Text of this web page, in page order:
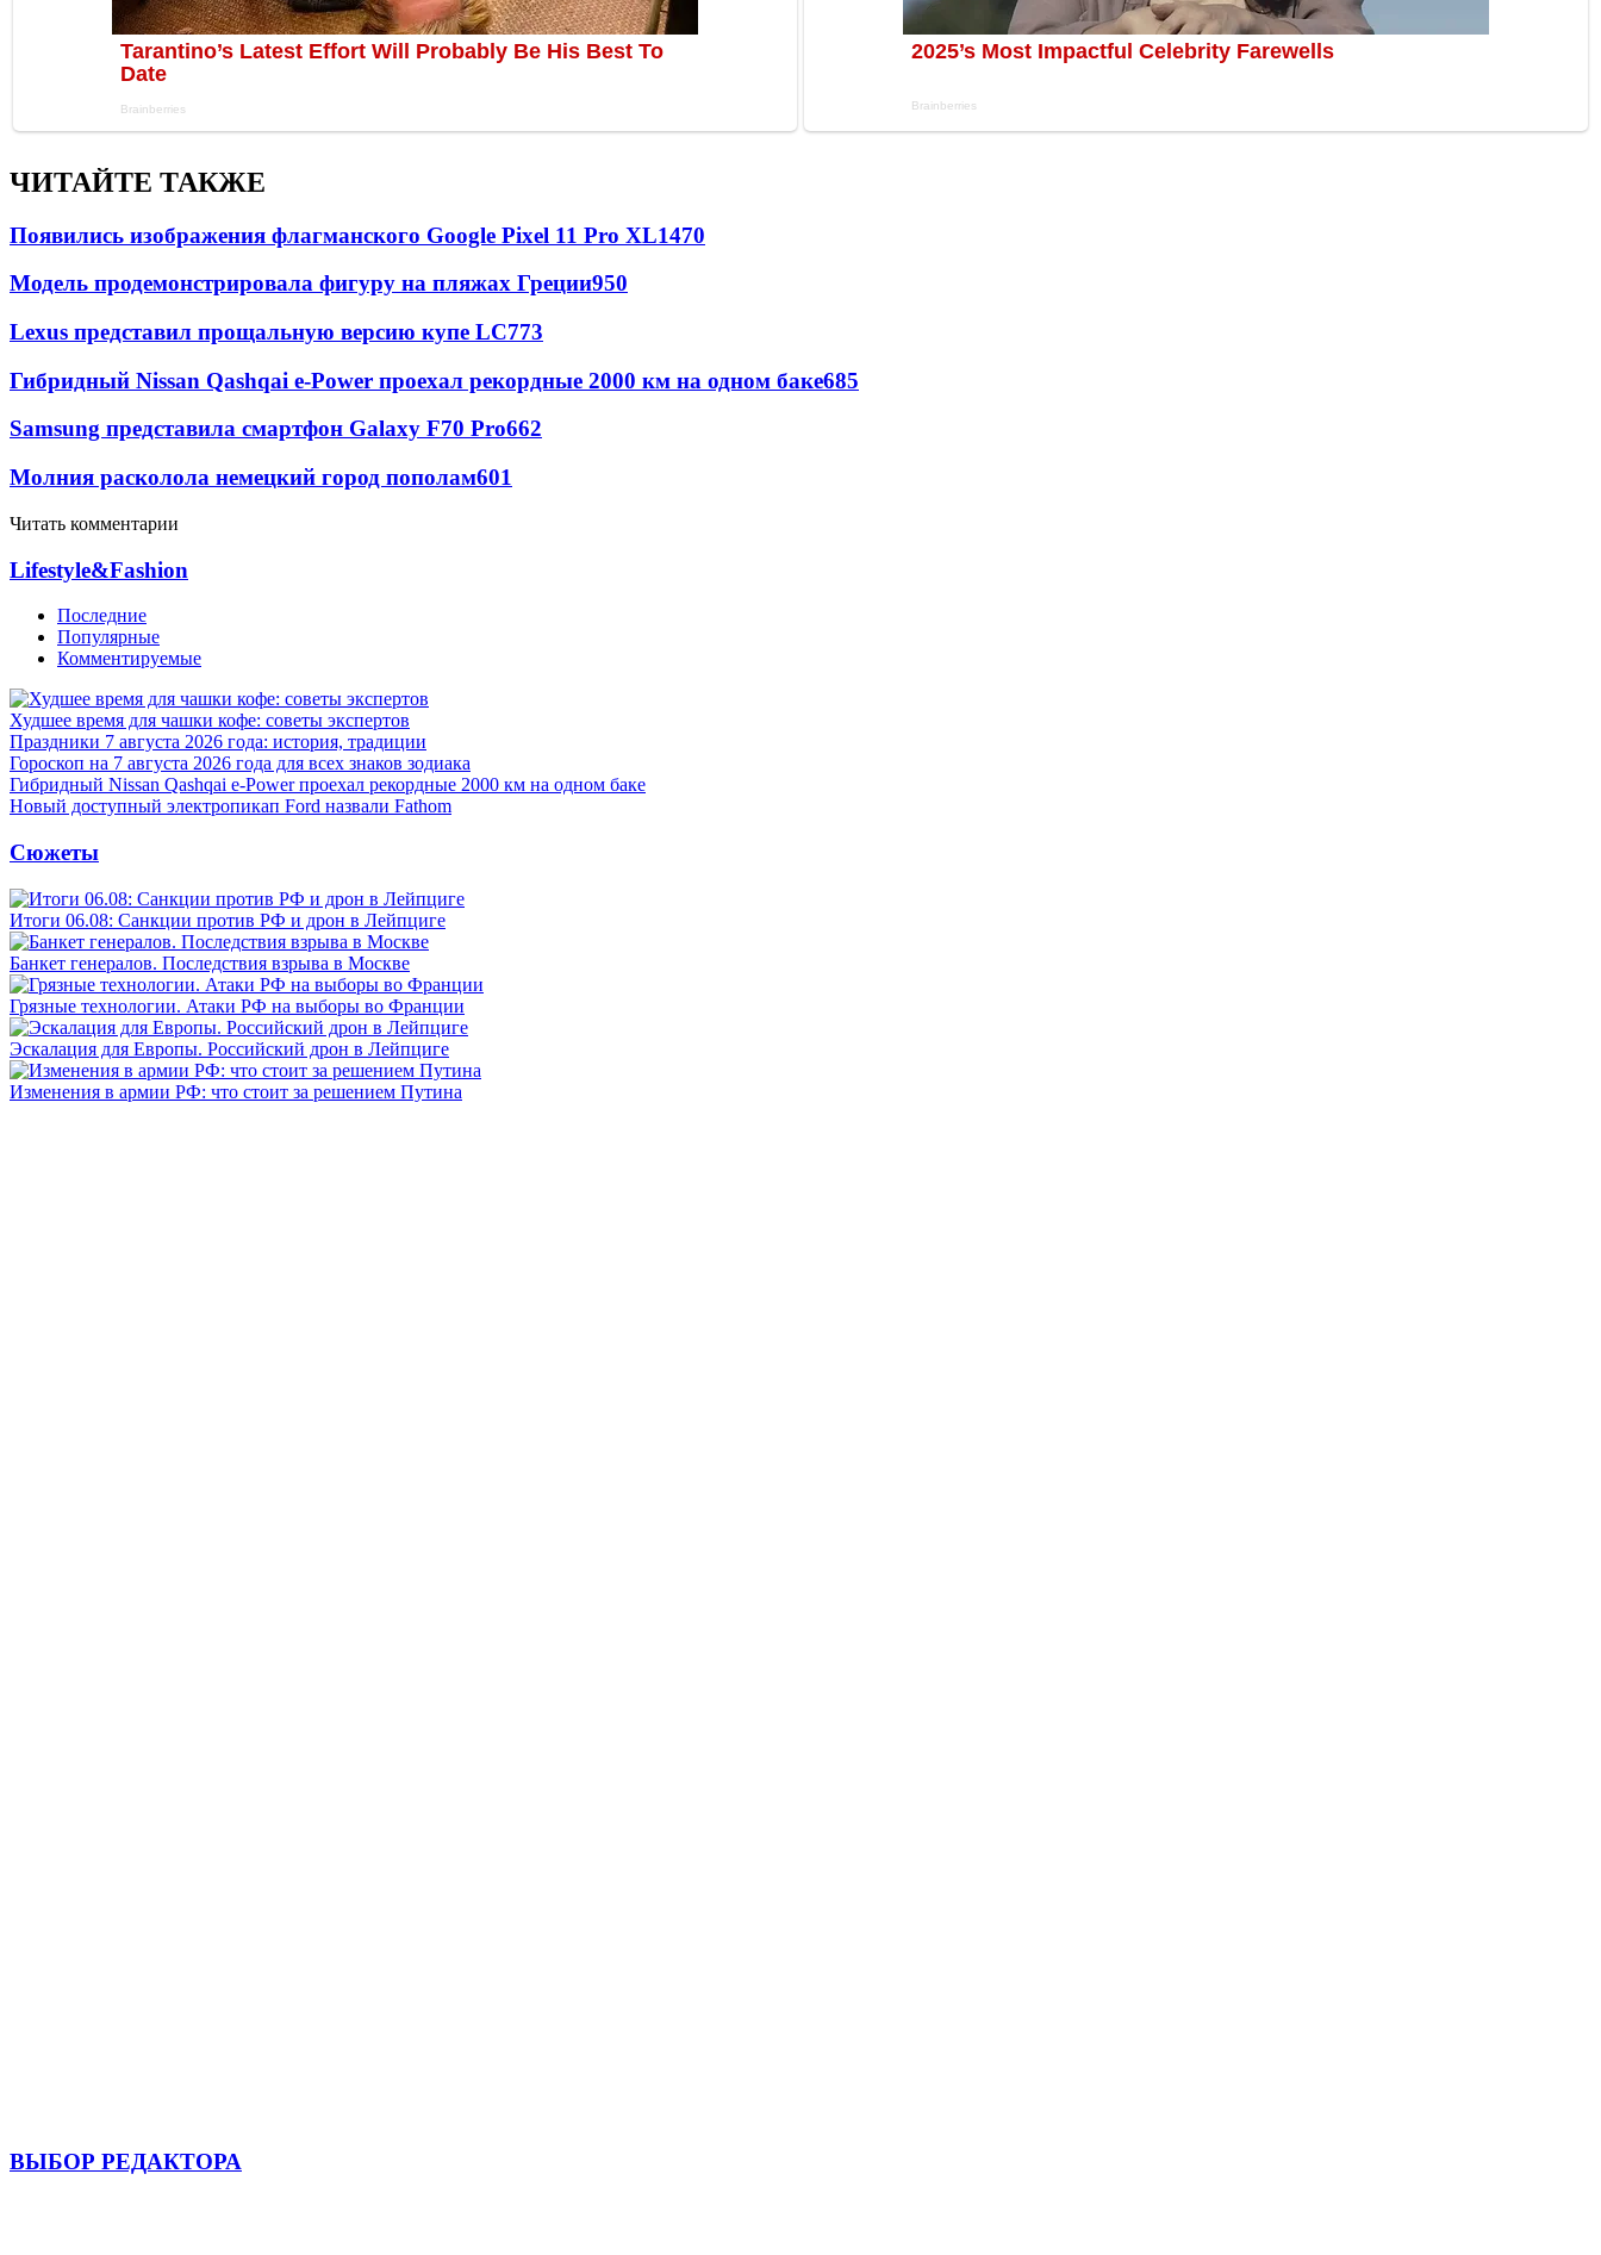
ЧИТАЙТЕ ТАКЖЕ
Появились изображения флагманского Google Pixel 11 Pro XL1470
Модель продемонстрировала фигуру на пляжах Греции950
Lexus представил прощальную версию купе LC773
Гибридный Nissan Qashqai e-Power проехал рекордные 2000 км на одном баке685
Samsung представила смартфон Galaxy F70 Pro662
Молния расколола немецкий город пополам601
Читать комментарии
Lifestyle&Fashion
Последние
Популярные
Комментируемые
Худшее время для чашки кофе: советы экспертов
Праздники 7 августа 2026 года: история, традиции
Гороскоп на 7 августа 2026 года для всех знаков зодиака
Гибридный Nissan Qashqai e-Power проехал рекордные 2000 км на одном баке
Новый доступный электропикап Ford назвали Fathom
Сюжеты
Итоги 06.08: Санкции против РФ и дрон в Лейпциге
Банкет генералов. Последствия взрыва в Москве
Грязные технологии. Атаки РФ на выборы во Франции
Эскалация для Европы. Российский дрон в Лейпциге
Изменения в армии РФ: что стоит за решением Путина
ВЫБОР РЕДАКТОРА